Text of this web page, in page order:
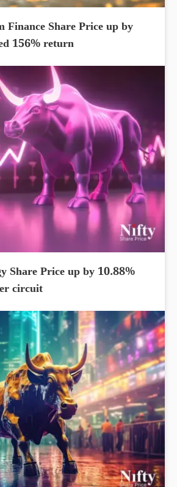
Finance Share Price up by
156% return
Share Price up by 10.88%
circuit